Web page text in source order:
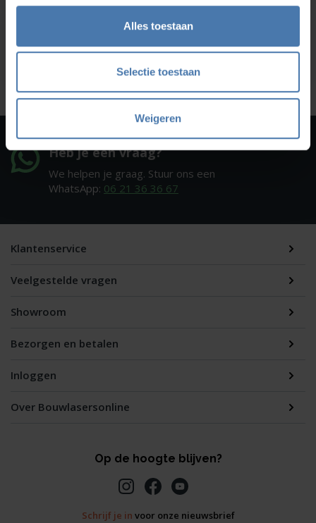
Alles toestaan
Selectie toestaan
Weigeren
Onze showroom
Kom je langs?
Heb je een vraag?
We helpen je graag. Stuur ons een
WhatsApp: 06 21 36 36 67
Klantenservice
Veelgestelde vragen
Showroom
Bezorgen en betalen
Inloggen
Over Bouwlasersonline
Op de hoogte blijven?
Schrijf je in voor onze nieuwsbrief